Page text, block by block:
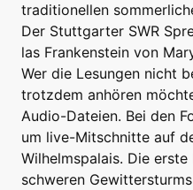
traditionellen
Der Stuttgarter SWR
las Frankenstein von
Wer die Lesungen nicht
trotzdem anhören
Audio-Dateien. Bei den
um live-Mitschnitte auf
Wilhelmspalais. Die
schweren